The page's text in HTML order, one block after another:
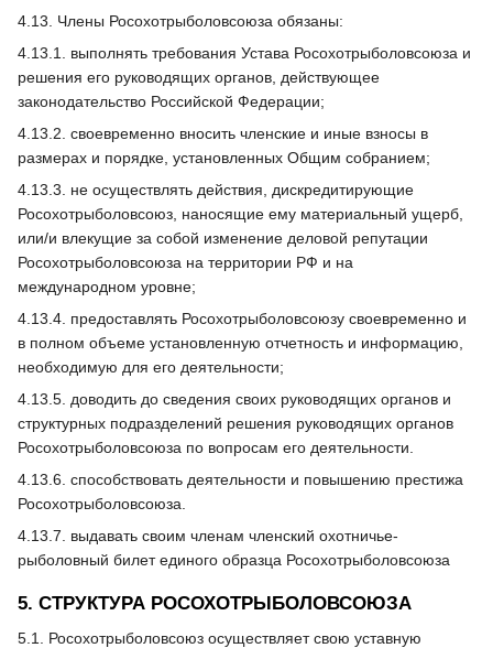
4.13. Члены Росохотрыболовсоюза обязаны:
4.13.1. выполнять требования Устава Росохотрыболовсоюза и
решения его руководящих органов, действующее
законодательство Российской Федерации;
4.13.2. своевременно вносить членские и иные взносы в
размерах и порядке, установленных Общим собранием;
4.13.3. не осуществлять действия, дискредитирующие
Росохотрыболовсоюз, наносящие ему материальный ущерб,
или/и влекущие за собой изменение деловой репутации
Росохотрыболовсоюза на территории РФ и на
международном уровне;
4.13.4. предоставлять Росохотрыболовсоюзу своевременно и
в полном объеме установленную отчетность и информацию,
необходимую для его деятельности;
4.13.5. доводить до сведения своих руководящих органов и
структурных подразделений решения руководящих органов
Росохотрыболовсоюза по вопросам его деятельности.
4.13.6. способствовать деятельности и повышению престижа
Росохотрыболовсоюза.
4.13.7. выдавать своим членам членский охотничье-
рыболовный билет единого образца Росохотрыболовсоюза
5. СТРУКТУРА РОСОХОТРЫБОЛОВСОЮЗА
5.1. Росохотрыболовсоюз осуществляет свою уставную